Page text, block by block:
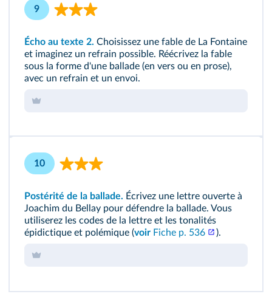
9
Écho au texte 2. Choisissez une fable de La Fontaine
et imaginez un refrain possible. Réécrivez la fable
sous la forme d'une ballade (en vers ou en prose),
avec un refrain et un envoi.
10
Postérité de la ballade. Écrivez une lettre ouverte à
Joachim du Bellay pour défendre la ballade. Vous
utiliserez les codes de la lettre et les tonalités
épidictique et polémique (voir Fiche p. 536 ).